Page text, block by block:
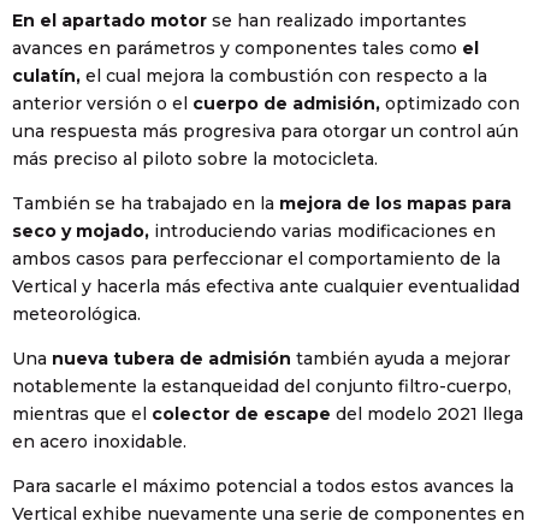
En el apartado motor se han realizado importantes
avances en parámetros y componentes tales como el
culatín, el cual mejora la combustión con respecto a la
anterior versión o el cuerpo de admisión, optimizado con
una respuesta más progresiva para otorgar un control aún
más preciso al piloto sobre la motocicleta.
También se ha trabajado en la mejora de los mapas para
seco y mojado, introduciendo varias modificaciones en
ambos casos para perfeccionar el comportamiento de la
Vertical y hacerla más efectiva ante cualquier eventualidad
meteorológica.
Una nueva tubera de admisión también ayuda a mejorar
notablemente la estanqueidad del conjunto filtro-cuerpo,
mientras que el colector de escape del modelo 2021 llega
en acero inoxidable.
Para sacarle el máximo potencial a todos estos avances la
Vertical exhibe nuevamente una serie de componentes en